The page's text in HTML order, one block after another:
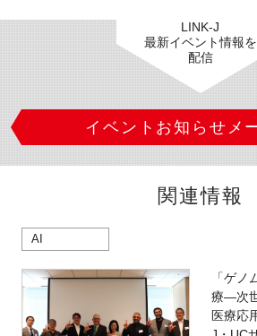
LINK-J
最新イベント情報を
配信
イベントお知らせメ
関連情報
AI
「ゲ
療―次
医療